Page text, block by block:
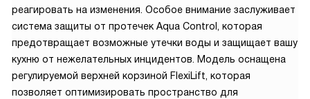
реагировать на изменения. Особое внимание заслуживает
система защиты от протечек Aqua Control, которая
предотвращает возможные утечки воды и защищает вашу
кухню от нежелательных инцидентов. Модель оснащена
регулируемой верхней корзиной FlexiLift, которая
позволяет оптимизировать пространство для